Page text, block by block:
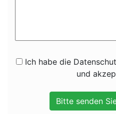
Ich habe die
und